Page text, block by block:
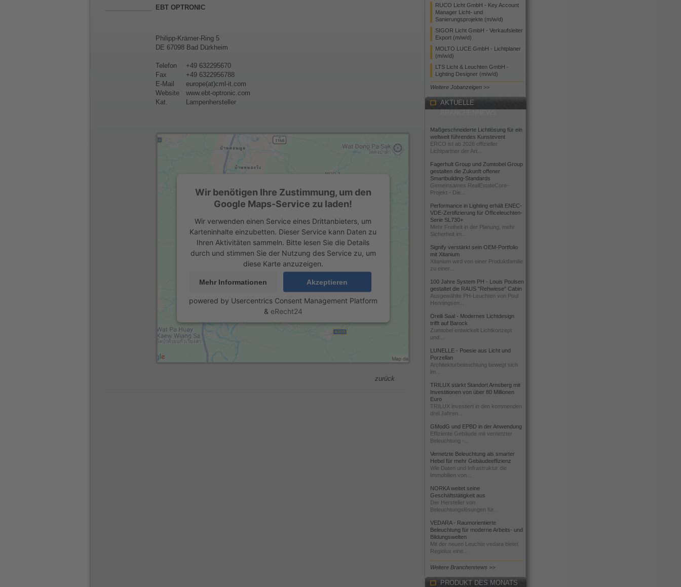
EBT OPTRONIC
Philipp-Krämer-Ring 5
DE 67098 Bad Dürkheim
Telefon
+49 632295670
Fax
+49 6322956788
E-Mail
europe(at)cml-it.com
Website
www.ebt-optronic.com
Kat.
Lampenhersteller
Wir benötigen Ihre Zustimmung, um den
Google Maps-Service zu laden!
Wir verwenden einen Service eines Drittanbieters, um
Karteninhalte einzubetten. Dieser Service kann Daten zu
Ihren Aktivitäten sammeln. Bitte lesen Sie die Details
durch und stimmen Sie der Nutzung des Service zu, um
diese Karte anzuzeigen.
Mehr Informationen Akzeptieren
powered by Usercentrics Consent Management Platform
& eRecht24
zurück
RUCO Licht GmbH - Key Account
Manager Licht- und
Sanierungsprojekte (m/w/d)
SIGOR Licht GmbH - Verkaufsleiter
Export (m/w/d)
MOLTO LUCE GmbH - Lichtplaner
(m/w/d)
LTS Licht & Leuchten GmbH -
Lighting Designer (m/w/d)
Weitere Jobanzeigen >>
AKTUELLE
Maßgeschneiderte Lichtlösung für ein
weltweit führendes Kunstevent
ERCO ist ab 2026 offizieller
Lichtpartner der Art...
Fagerhult Group und Zumtobel Group
gestalten die Zukunft offener
Smartbuilding-Standards
Gemeinsames RealEstateCore-
Projekt - Die...
Performance in Lighting erhält ENEC-
VDE-Zertifizierung für Officeleuchten-
Serie SL730+
Mehr Freiheit in der Planung, mehr
Sicherheit im...
Signify verstärkt sein OEM-Portfolio
mit Xitanium
Xitanium wird von einer Produktfamilie
zu einer...
100 Jahre System PH - Louis Poulsen
gestaltet die RAUS "Rehwiese" Cabin
Ausgewählte PH-Leuchten von Poul
Henningsen...
Orelli Saal - Modernes Lichtdesign
trifft auf Barock
Zumtobel entwickelt Lichtkonzept
und...
LUNELLE - Poesie aus Licht und
Porzellan
Architekturbeleuchtung bewegt sich
im...
TRILUX stärkt Standort Arnsberg mit
Investitionen von über 80 Millionen
Euro
TRILUX investiert in den kommenden
drei Jahren...
GModG und EPBD in der Anwendung
Effiziente Gebäude mit vernetzter
Beleuchtung -...
Vernetzte Beleuchtung als smarter
Hebel für mehr Gebäudeeffizienz
Wie Daten und Infrastruktur die
Immobilien von...
NORKA weitet seine
Geschäftstätigkeit aus
Der Hersteller von
Beleuchtungslösungen für...
VEDARA - Raumorientierte
Beleuchtung für moderne Arbeits- und
Bildungswelten
Mit der neuen Leuchte vedara bietet
Regiolux eine...
Weitere Branchennews >>
PRODUKT DES MONATS